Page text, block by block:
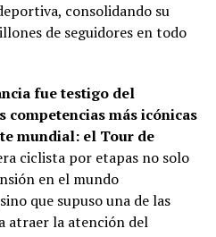
consolidando su
de seguidores en todo
fue testigo del
competencias más icónicas
mundial: el Tour de
ciclista por etapas no solo
en el mundo
que supuso una de las
atraer la atención del